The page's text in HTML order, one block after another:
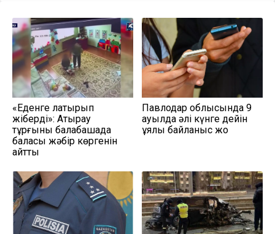
«Еденге лақтырып
жіберді»: Атырау
тұрғыны балабақшада
баласы жәбір көргенін
айтты
Павлодар облысында 9
ауылда әлі күнге дейін
ұялы байланыс жоқ